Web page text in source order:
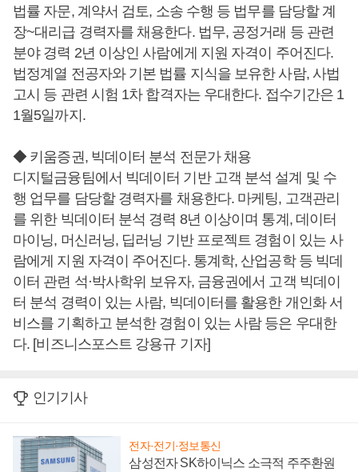
법률 자문, 계약서 검토, 소송 수행 등 법무를 담당할 계
장~대리급 경력자를 채용한다. 법무, 공정거래 등 관련
분야 경력 2년 이상인 사람에게 지원 자격이 주어진다.
법정계열 전공자와 기본 법률 지식을 보유한 사람, 사법
고시 등 관련 시험 1차 합격자는 우대한다. 접수기간은 1
1월5일까지.
◆ 키움증권, 빅데이터 분석 전문가 채용
디지털금융팀에서 빅데이터 기반 고객 분석 설계 및 수
행 업무를 담당할 경력자를 채용한다. 마케팅, 고객관리
를 위한 빅데이터 분석 경력 8년 이상이며 통계, 데이터
마이닝, 머신러닝, 딥러닝 기반 프로젝트 경험이 있는 사
람에게 지원 자격이 주어진다. 통계학, 산업공학 등 빅데
이터 관련 석·박사학위 보유자, 금융권에서 고객 빅데이
터 분석 경력이 있는 사람, 빅데이터를 활용한 개인화 서
비스를 기획하고 분석한 경험이 있는 사람 등은 우대한
다. [비즈니스포스트 강용규 기자]
인기기사
전자·전기·정보통신
삼성전자 SK하이닉스 소극적 주주환원